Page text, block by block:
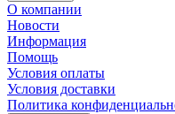
О компании
Новости
Информация
Помощь
Условия оплаты
Условия доставки
Политика